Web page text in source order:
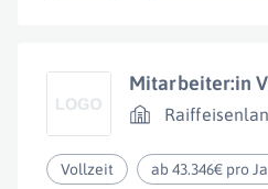
Mitarbeiter:in
Vollzeit ab 43.346€ pro